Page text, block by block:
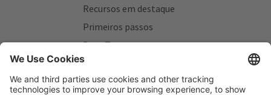
Recursos em destaque
Primeiros passos
Beta Testers
Meus Planos